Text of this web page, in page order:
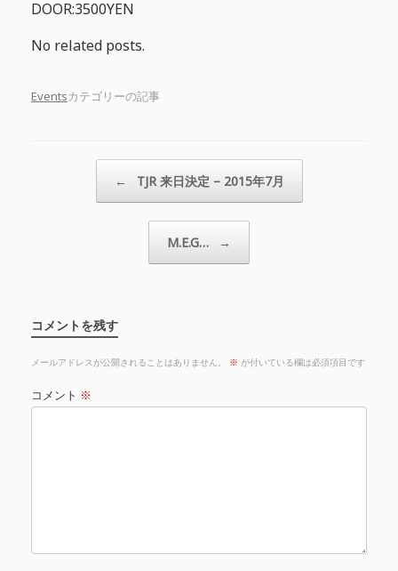
DOOR:3500YEN
No related posts.
Eventsカテゴリーの記事
← TJR 来日決定 – 2015年7月
M.E.G… →
コメントを残す
メールアドレスが公開されることはありません。 ※ が付いている欄は必須項目です
コメント ※